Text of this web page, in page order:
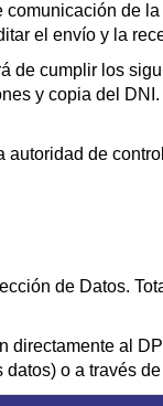
de
el envío y la
de cumplir los
y copia del
de
de Datos.
al
o a través